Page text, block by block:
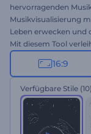
hervorragenden
Musikvisualisierung
Leben erwecken und
Mit diesem Tool
Note und sorgen
Perfekt geeignet für
melodische Song-
aus!
16:9
Verfügbare Stile (10)